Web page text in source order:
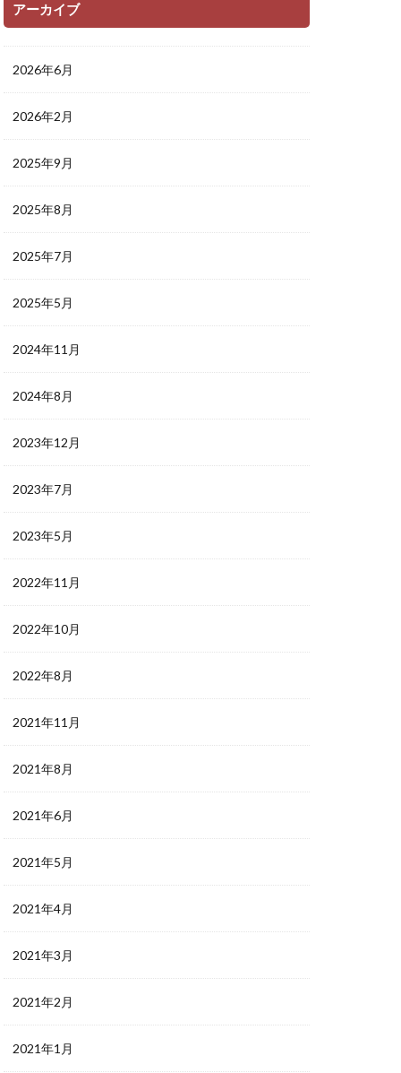
アーカイブ
2026年6月
2026年2月
2025年9月
2025年8月
2025年7月
2025年5月
2024年11月
2024年8月
2023年12月
2023年7月
2023年5月
2022年11月
2022年10月
2022年8月
2021年11月
2021年8月
2021年6月
2021年5月
2021年4月
2021年3月
2021年2月
2021年1月